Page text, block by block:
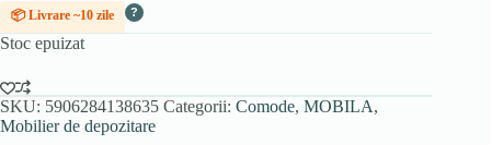
📦 Livrare ~10 zile ?
Stoc epuizat
SKU: 5906284138635 Categorii: Comode, MOBILA,
Mobilier de depozitare